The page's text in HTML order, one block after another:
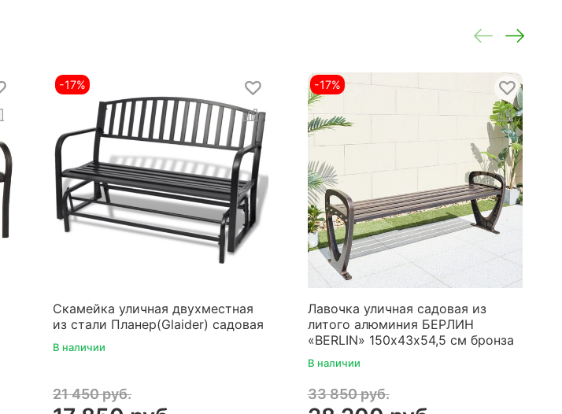
-17%
Скамейка уличная двухместная
из стали Планер(Glaider) садовая
В наличии
21 450 руб.
-17%
Лавочка уличная садовая из
литого алюминия БЕРЛИН
«BERLIN» 150х43х54,5 см бронза
В наличии
33 850 руб.